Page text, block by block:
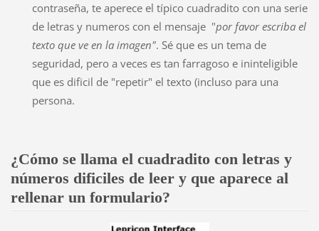
contraseña, te aperece el típico cuadradito con una serie
de letras y numeros con el mensaje "por favor escriba el
texto que ve en la imagen". Sé que es un tema de
seguridad, pero a veces es tan farragoso e ininteligible
que es dificil de "repetir" el texto (incluso para una
persona.
¿Cómo se llama el cuadradito con letras y
números dificiles de leer y que aparece al
rellenar un formulario?